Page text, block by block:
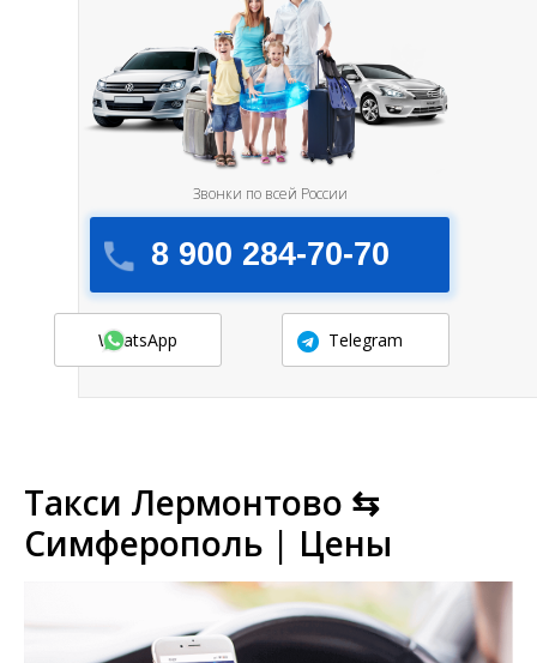
8 900 284-70-70
Звонки по всей России
WhatsApp Telegram
Такси Лермонтово ⇆
Симферополь | Цены